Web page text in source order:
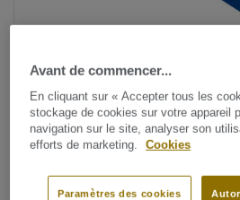
Avant de commencer...
En cliquant sur « Accepter tous les
stockage de cookies sur votre appareil
navigation sur le site, analyser son
efforts de marketing.
Cookies
Paramètres des cookies